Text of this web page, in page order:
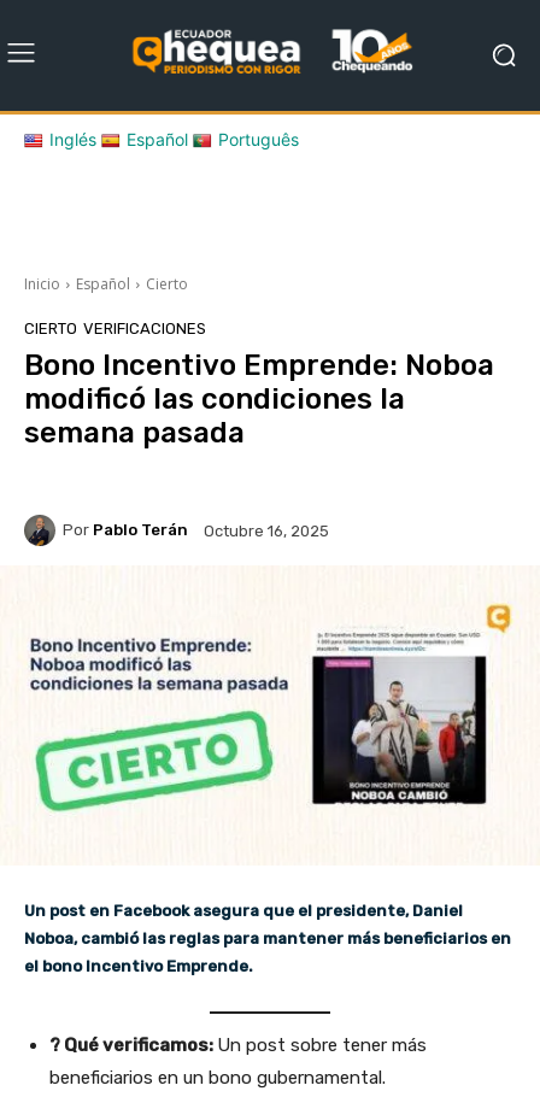
Inglés Español Português
Inicio Español Cierto
CIERTO VERIFICACIONES
Bono Incentivo Emprende: Noboa
modificó las condiciones la
semana pasada
Por Pablo Terán Octubre 16, 2025
Un post en Facebook asegura que el presidente, Daniel
Noboa, cambió las reglas para mantener más beneficiarios en
el bono Incentivo Emprende.
? Qué verificamos: Un post sobre tener más
beneficiarios en un bono gubernamental.